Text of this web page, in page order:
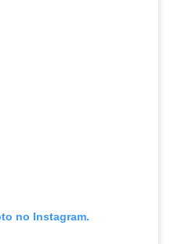
no Instagram.